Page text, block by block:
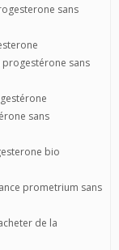
sans
sans
sans
bio
prometrium sans
de la